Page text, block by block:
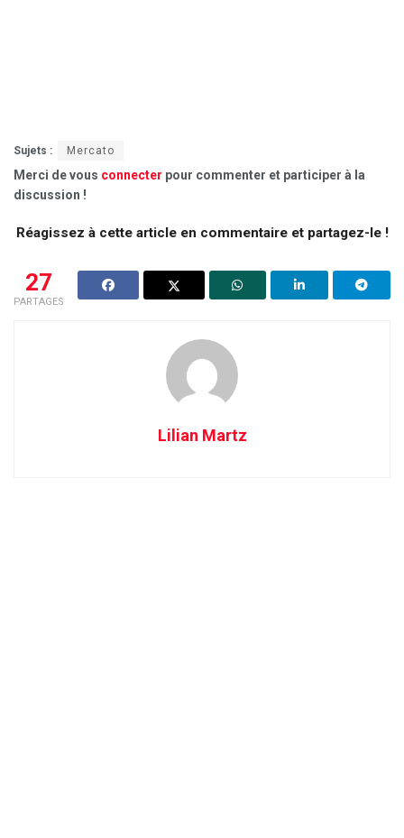
Sujets : Mercato
Merci de vous connecter pour commenter et participer à la
discussion !
Réagissez à cette article en commentaire et partagez-le !
27
PARTAGES
Lilian Martz